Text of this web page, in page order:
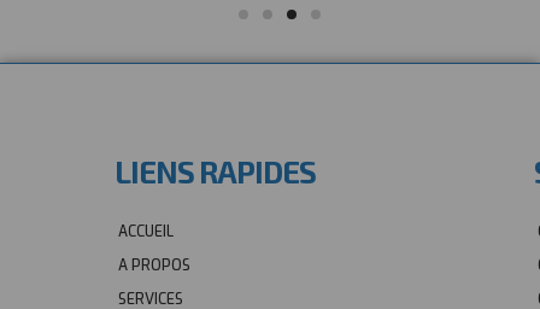
LIENS RAPIDES
ACCUEIL
A PROPOS
SERVICES